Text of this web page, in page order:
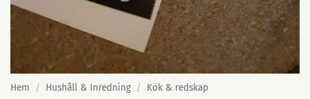
Hem / Hushåll & Inredning / Kök & redskap